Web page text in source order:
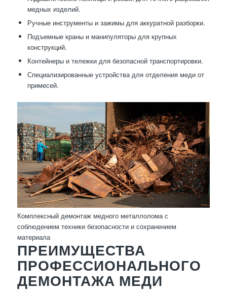
медных изделий.
Ручные инструменты и зажимы для аккуратной разборки.
Подъемные краны и манипуляторы для крупных
конструкций.
Контейнеры и тележки для безопасной транспортировки.
Специализированные устройства для отделения меди от
примесей.
Комплексный демонтаж медного металлолома с
соблюдением техники безопасности и сохранением
материала
ПРЕИМУЩЕСТВА
ПРОФЕССИОНАЛЬНОГО
ДЕМОНТАЖА МЕДИ